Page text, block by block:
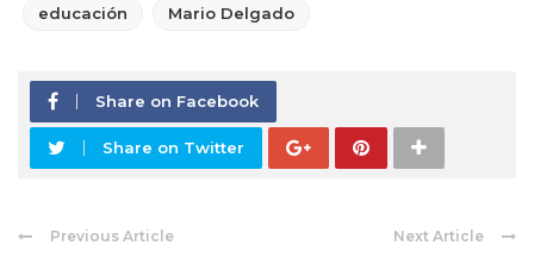
educación Mario Delgado
Share on Facebook
Share on Twitter
Previous Article Next Article